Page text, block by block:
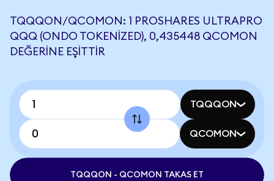
TQQQON/QCOMON: 1 PROSHARES ULTRAPRO
QQQ (ONDO TOKENIZED), 0,435448 QCOMON
DEĞERINE EŞITTIR
TQQQON
QCOMON
TQQQON - QCOMON TAKAS ET